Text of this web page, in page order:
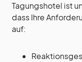
Tagungshotel ist
dass Ihre
auf: